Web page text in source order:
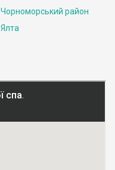
Чорноморський район
Ялта